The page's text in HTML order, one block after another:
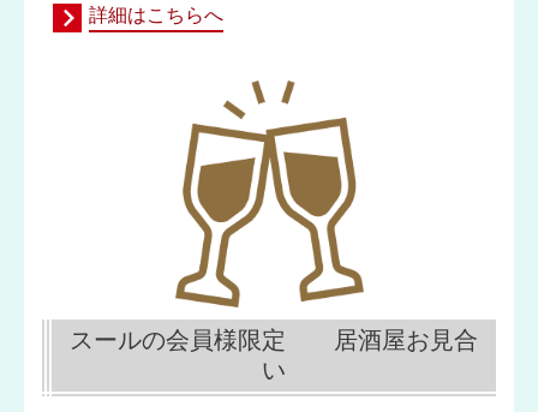
詳細はこちらへ
スールの会員様限定 居酒屋お見合
い